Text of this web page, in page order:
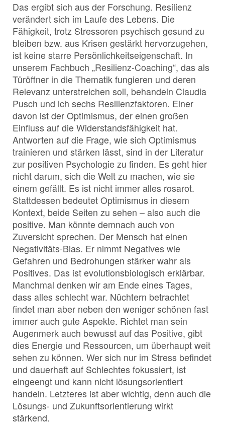
Das ergibt sich aus der Forschung. Resilienz
verändert sich im Laufe des Lebens. Die
Fähigkeit, trotz Stressoren psychisch gesund zu
bleiben bzw. aus Krisen gestärkt hervorzugehen,
ist keine starre Persönlichkeitseigenschaft. In
unserem Fachbuch „Resilienz-Coaching“, das als
Türöffner in die Thematik fungieren und deren
Relevanz unterstreichen soll, behandeln Claudia
Pusch und ich sechs Resilienzfaktoren. Einer
davon ist der Optimismus, der einen großen
Einfluss auf die Widerstandsfähigkeit hat.
Antworten auf die Frage, wie sich Optimismus
trainieren und stärken lässt, sind in der Literatur
zur positiven Psychologie zu finden. Es geht hier
nicht darum, sich die Welt zu machen, wie sie
einem gefällt. Es ist nicht immer alles rosarot.
Stattdessen bedeutet Optimismus in diesem
Kontext, beide Seiten zu sehen – also auch die
positive. Man könnte demnach auch von
Zuversicht sprechen. Der Mensch hat einen
Negativitäts-Bias. Er nimmt Negatives wie
Gefahren und Bedrohungen stärker wahr als
Positives. Das ist evolutionsbiologisch erklärbar.
Manchmal denken wir am Ende eines Tages,
dass alles schlecht war. Nüchtern betrachtet
findet man aber neben den weniger schönen fast
immer auch gute Aspekte. Richtet man sein
Augenmerk auch bewusst auf das Positive, gibt
dies Energie und Ressourcen, um überhaupt weit
sehen zu können. Wer sich nur im Stress befindet
und dauerhaft auf Schlechtes fokussiert, ist
eingeengt und kann nicht lösungsorientiert
handeln. Letzteres ist aber wichtig, denn auch die
Lösungs- und Zukunftsorientierung wirkt
stärkend.